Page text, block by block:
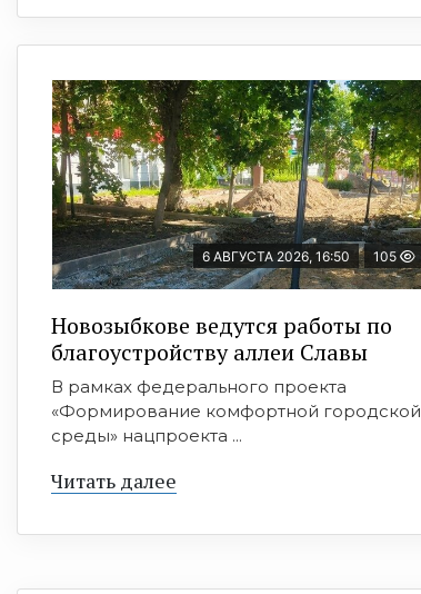
6 АВГУСТА 2026, 16:50 105
Новозыбкове ведутся работы по
благоустройству аллеи Славы
В рамках федерального проекта
«Формирование комфортной городской
среды» нацпроекта ...
Читать далее